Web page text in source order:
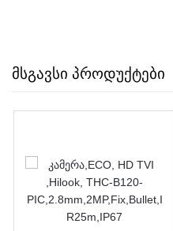
მსგავსი პროდუქტები